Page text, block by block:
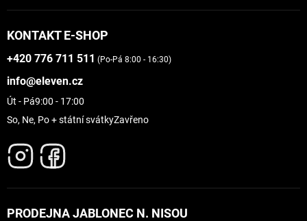
KONTAKT E-SHOP
+420 776 711 511 (Po-Pá 8:00 - 16:30)
info@eleven.cz
Út - Pá9:00 - 17:00
So, Ne, Po + státní svátkyZavřeno
PRODEJNA JABLONEC N. NISOU